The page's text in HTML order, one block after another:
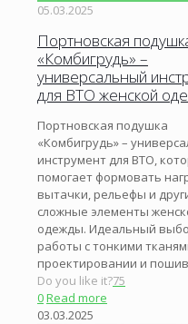
05.03.2025
Портновская
«Комбигрудь» –
универсальный
для ВТО женской
Портновская подушка
«Комбигрудь» –
инструмент для ВТО,
помогает формовать
вытачки, рельефы и
сложные элементы
одежды. Идеальный
работы с тонкими
проектировании и
Do you like it?75
0Read more
03.03.2025